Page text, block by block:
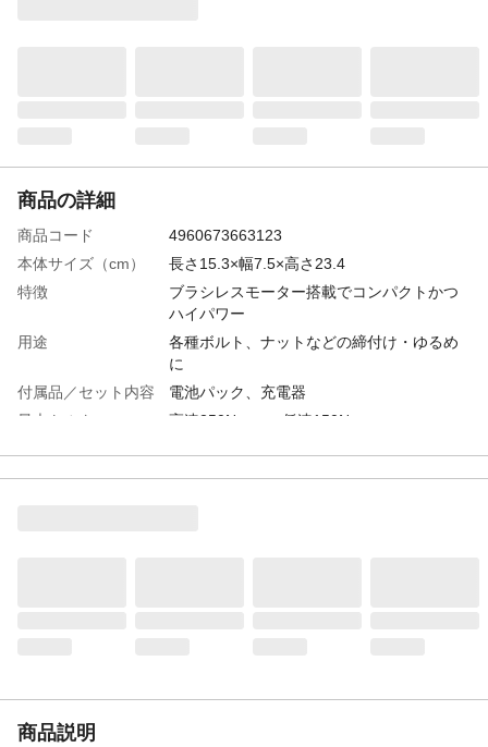
商品の詳細
商品コード
4960673663123
本体サイズ（cm）
長さ15.3×幅7.5×高さ23.4
特徴
ブラシレスモーター搭載でコンパクトかつ
ハイパワー
用途
各種ボルト、ナットなどの締付け・ゆるめ
に
付属品／セット内容
電池パック、充電器
最大トルク
高速250N・ｍ、低速150N・ｍ
バッテリー電圧
18V
商品説明